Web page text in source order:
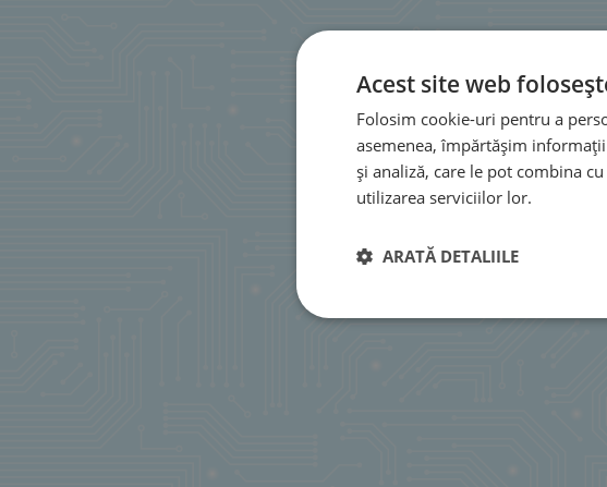
Acest site web
Folosim cookie-uri pentru a
asemenea, împărtășim
și analiză, care le pot combina
utilizarea serviciilor lor.
ARATĂ DETALIILE